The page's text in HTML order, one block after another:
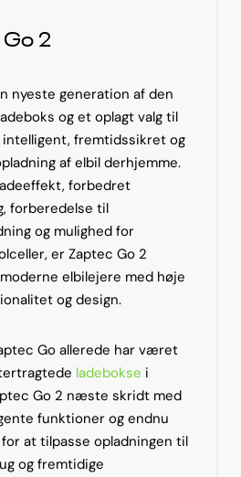
2
nyeste generation af den
og et oplagt valg til
intelligent, fremtidssikret og
af elbil derhjemme.
forbedret
forberedelse til
og mulighed for
er Zaptec Go 2
elbilejere med høje
og design.
Go allerede har været
ladebokse i
Go 2 næste skridt med
funktioner og endnu
at tilpasse opladningen til
og fremtidige